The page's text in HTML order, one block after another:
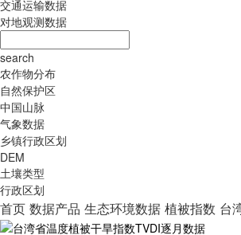
交通运输数据
对地观测数据
search
农作物分布
自然保护区
中国山脉
气象数据
乡镇行政区划
DEM
土壤类型
行政区划
首页 数据产品 生态环境数据 植被指数 台